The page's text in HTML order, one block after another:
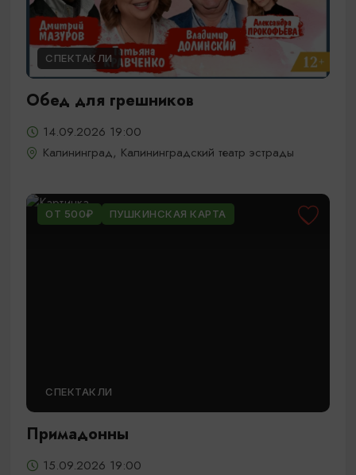
СПЕКТАКЛИ
Обед для грешников
14.09.2026 19:00
Калининград, Калининградский театр эстрады
ОТ 500₽ ПУШКИНСКАЯ КАРТА
СПЕКТАКЛИ
Примадонны
15.09.2026 19:00